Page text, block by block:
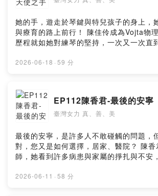
她的手，遊走於琴鍵與特兒孩子的身上，
與療育的路上前行！ 陳佳伶成為Vojta物
歷程就如她對練琴的堅持，一次又一次直
心，聆聽他們的心聲，成為他們最佳的支
2026-06-18 · 59 分
EP112陳香君-最後的安寧
臺灣女力 真、善、美
最後的安寧，是許多人不敢碰觸的問題，
對，您又是如何選擇，居家、醫院？ 陳香
師，她看到許多病患與家屬的掙扎與不安
安寧與護理，在資源、支援、人力、經濟
2026-06-11 · 58 分